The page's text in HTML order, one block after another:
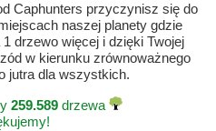
Caphunters przyczynisz się do
naszej planety gdzie
drzewo więcej i dzięki Twojej
w kierunku zrównoważnego
jutra dla wszystkich.
259.589drzewa